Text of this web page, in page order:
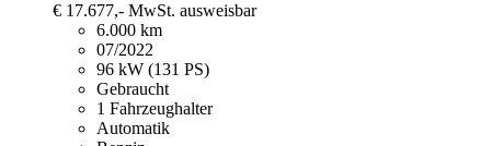
€ 17.677,- MwSt. ausweisbar
6.000 km
07/2022
96 kW (131 PS)
Gebraucht
1 Fahrzeughalter
Automatik